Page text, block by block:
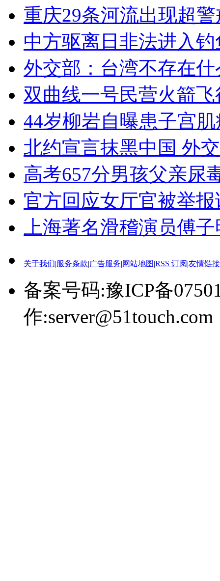
重庆29条河流出现超
中方驱离日非法进入
外交部：台湾不存在
双曲线一号民营火箭
44岁柳岩自曝患子宫肌
北约宣言抹黑中国 外
高考657分男孩父亲尿
官方回应女厅官被举
上海著名滑稽演员傅
关于我们|服务条款|广告服务|网站地图|RSS 订阅|友情链接
备案号码:豫ICP备
作:server@51touch.com